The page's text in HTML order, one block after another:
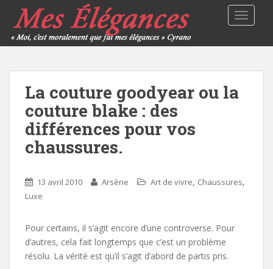
La couture goodyear ou la
couture blake : des
différences pour vos
chaussures.
13 avril 2010 Arsène Art de vivre, Chaussures,
Luxe
Pour certains, il s’agit encore d’une controverse. Pour
d’autres, cela fait longtemps que c’est un problème
résolu. La vérité est qu’il s’agit d’abord de partis pris.